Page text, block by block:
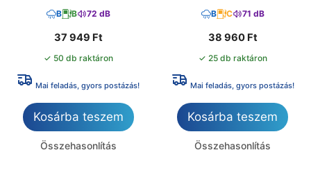
B B 72 dB
37 949 Ft
✓ 50 db raktáron
Mai feladás, gyors postázás!
Kosárba teszem
Összehasonlítás
B C 71 dB
38 960 Ft
✓ 25 db raktáron
Mai feladás, gyors postázás!
Kosárba teszem
Összehasonlítás